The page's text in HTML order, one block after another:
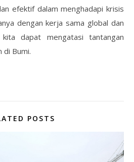
efektif dalam menghadapi krisis
dengan kerja sama global dan
dapat mengatasi tantangan
di Bumi.
POSTS